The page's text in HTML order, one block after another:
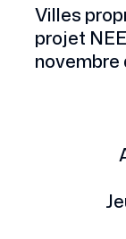
Villes
projet
novembre